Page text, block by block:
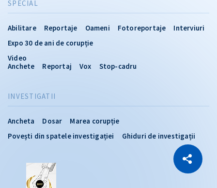
Copiază Link
INVESTIGATII
Ancheta Dosar
Marea corupție
Povești din spatele investigației
Ghiduri de investigații
SPECIAL
Abilitare Reportaje Oameni Fotoreportaje
Interviuri
Expo 30 de ani de corupție
Video
Anchete
Reportaj Vox Stop-cadru